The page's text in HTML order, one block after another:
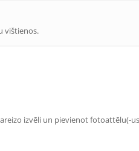
vištienos.
izvēli un pievienot fotoattēlu(-